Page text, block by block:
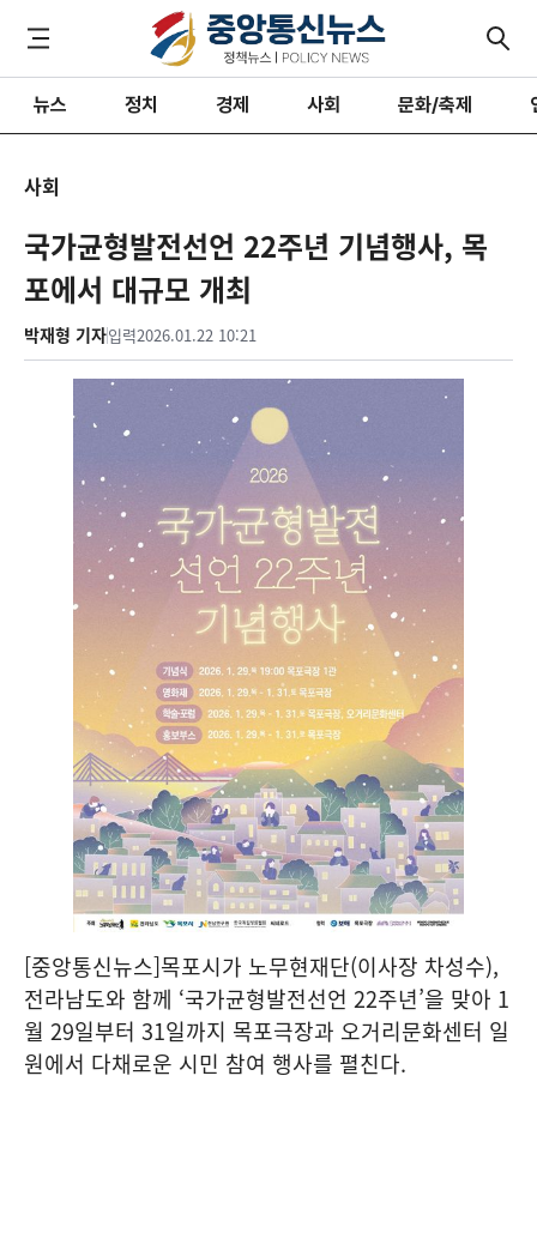
뉴스 정치 경제 사회 문화/축제
사회
국가균형발전선언 22주년 기념행사, 목
포에서 대규모 개최
박재형 기자입력2026.01.22 10:21
[중앙통신뉴스]목포시가 노무현재단(이사장 차성수),
전라남도와 함께 ‘국가균형발전선언 22주년’을 맞아 1
월 29일부터 31일까지 목포극장과 오거리문화센터 일
원에서 다채로운 시민 참여 행사를 펼친다.